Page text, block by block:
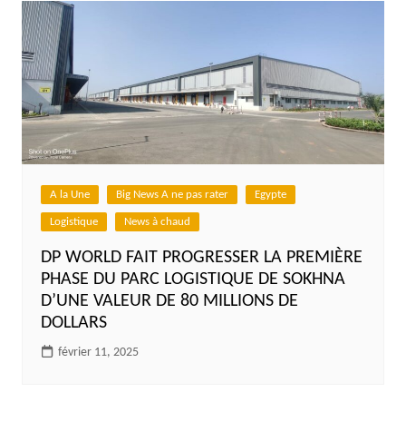
A la Une Big News A ne pas rater Egypte
Logistique News à chaud
DP WORLD FAIT PROGRESSER LA PREMIÈRE
PHASE DU PARC LOGISTIQUE DE SOKHNA
D’UNE VALEUR DE 80 MILLIONS DE
DOLLARS
février 11, 2025